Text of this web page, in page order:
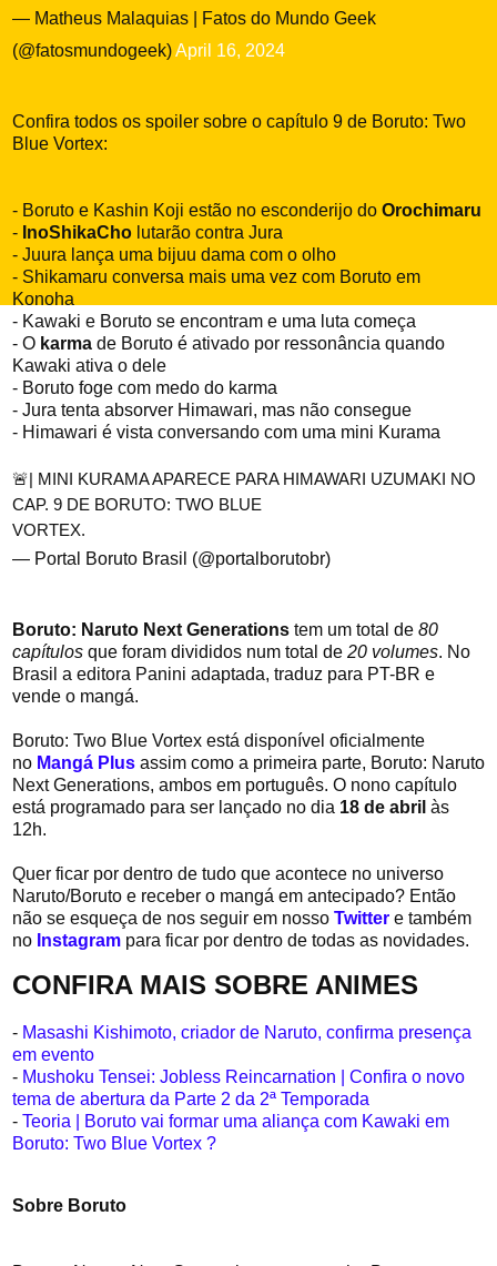
— Matheus Malaquias | Fatos do Mundo Geek
(@fatosmundogeek)April 16, 2024
Confira todos os spoiler sobre o capítulo 9 de Boruto: Two
Blue Vortex:
- Boruto e Kashin Koji estão no esconderijo doOrochimaru
- InoShikaCho lutarão contra Jura
- Juura lança uma bijuu dama com o olho
- Shikamaru conversa mais uma vez com Boruto em
Konoha
- Kawaki e Boruto se encontram e uma luta começa
- O karmade Boruto é ativado por ressonância quando
Kawaki ativa o dele
- Boruto foge com medo do karma
- Jura tenta absorver Himawari, mas não consegue
- Himawari é vista conversando com uma mini Kurama
🚨| MINI KURAMA APARECE PARA HIMAWARI UZUMAKI NO
CAP. 9 DE BORUTO: TWO BLUE
VORTEX.
— Portal Boruto Brasil (@portalborutobr)
Boruto: Naruto Next Generations tem um total de80
capítulos que foram divididos num total de20 volumes. No
Brasil a editora Panini adaptada, traduz para PT-BR e
vende o mangá.
Boruto: Two Blue Vortex está disponível oficialmente
no Mangá Plus assim como a primeira parte, Boruto: Naruto
Next Generations, ambos em português. O nono capítulo
está programado para ser lançado no dia 18 de abrilàs
12h.
Quer ficar por dentro de tudo que acontece no universo
Naruto/Boruto e receber o mangá em antecipado? Então
não se esqueça de nos seguir em nossoTwitter e também
no Instagram para ficar por dentro de todas as novidades.
CONFIRA MAIS SOBRE ANIMES
- Masashi Kishimoto, criador de Naruto, confirma presença
em evento
- Mushoku Tensei: Jobless Reincarnation | Confira o novo
tema de abertura da Parte 2 da 2ª Temporada
-Teoria | Boruto vai formar uma aliança com Kawaki em
Boruto: Two Blue Vortex ?
Sobre Boruto